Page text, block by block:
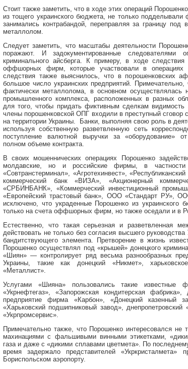
Стоит также заметить, что в ходе этих операций
из тощего украинского бюджета, не только
занимались контрабандой, переправляя за границу под
металлолом.
Следует заметить, что масштабы деятельности
поражают. И задокументированные
криминального айсберга. К примеру, в ходе
оффшорных фирм, которые участвовали в
следствия также выяснилось, что в порошенковских
большое число украинских предприятий. Примечательно,
фактически металлолома, в основном осуществлялась
промышленного комплекса, расположенных в разных
для того, чтобы придать фиктивным сделкам видимость
члены порошенковской ОПГ входили в преступный
на территории Украины. Банки, выполняя свою роль в
используя собственную разветвленную сеть
поступление валютной выручки за «оборудование»
полном объеме контракта.
В своих мошеннических операциях Порошенко
молдавские, но и российские фирмы, в частности
«Совтранстерминал», «Агротехинвест»,
коммерческий банк «ВИЗА», «Акционерный
«СРБИНБАНК», «Коммерческий инвестиционный
«Европейский трастовый банк», ООО «Стандарт РУ»,
исключено, что украденные Порошенко из украинского
только на счета оффшорных фирм, но также оседали и в
Естественно, что такая серьезная и разветвленная
действовать не только без согласия высшего
бандитствующего элемента. Претворение в жизнь
Порошенко осуществлял под «крышей» донецкого
«Шиян» — контролирует ряд весьма разнообразных
Украины, такие как донецкий «Никмет»,
«Металлист».
Услугами «Шияна» пользовались такие
«Укрнефтегаз», «Запорожская кондитерская
предприятие фирма «Карбон», «Донецкий казенный
«Харьковский подшипниковый завод»,
«Укрпромсервис».
Примечательно также, что Порошенко интересовался
махинациями с фальшивыми винными этикетками,
газа и даже с «дикими сплавами цветмета». По
время задержало представителей «Укркристалмета»
Бориспольском аэропорту.